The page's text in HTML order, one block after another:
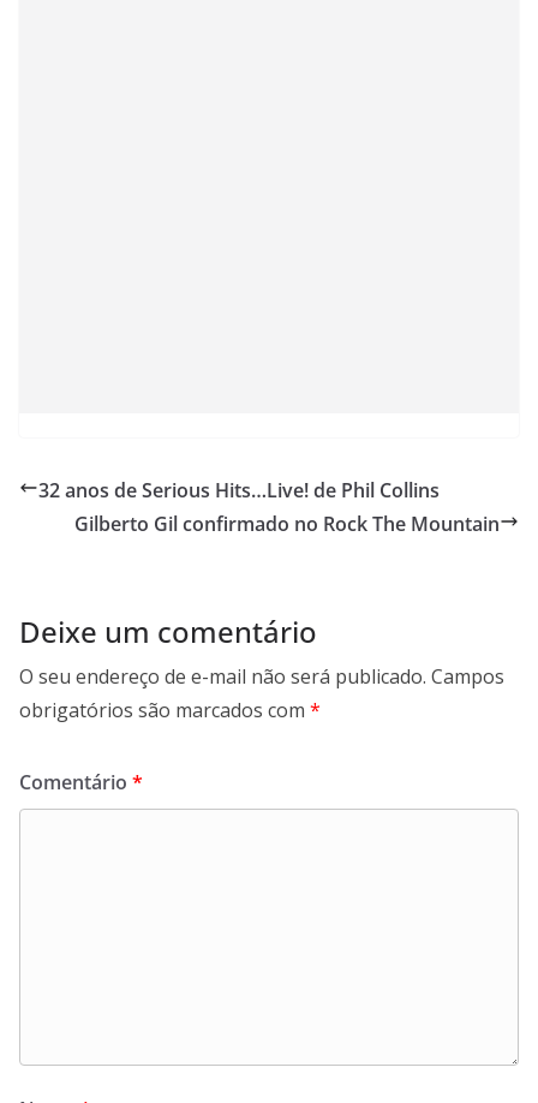
32 anos de Serious Hits…Live! de Phil Collins
Gilberto Gil confirmado no Rock The Mountain
Deixe um comentário
O seu endereço de e-mail não será publicado. Campos
obrigatórios são marcados com *
Comentário *